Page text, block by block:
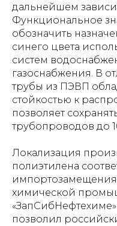
дальнейшем
Функциональное
обозначить
синего цвета
систем
газоснабжения. В
трубы из ПЭВП
стойкостью к
позволяет
трубопроводов до
Локализация
полиэтилена
импортозамещения
химической
позволил